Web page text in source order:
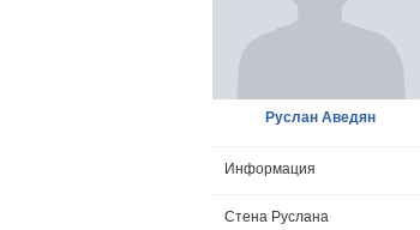
Руслан Аведян
Информация
Стена Руслана